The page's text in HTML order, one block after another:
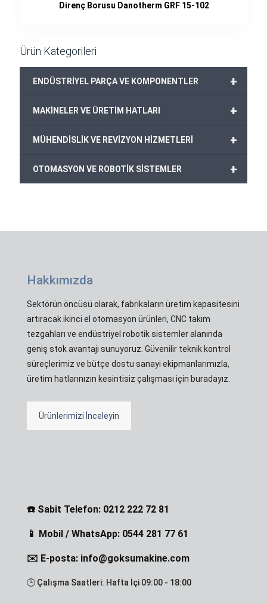
Direnç Borusu Danotherm GRF 15-102
Ürün Kategorileri
+
ENDÜSTRİYEL PARÇA VE KOMPONENTLER
+
MAKİNELER VE ÜRETİM HATLARI
+
MÜHENDİSLİK VE REVİZYON HİZMETLERİ
+
OTOMASYON VE ROBOTİK SİSTEMLER
Hakkımızda
Sektörün öncüsü olarak, fabrikaların üretim kapasitesini
artıracak ikinci el otomasyon ürünleri, CNC takım
tezgahları ve endüstriyel robotik sistemler alanında
geniş stok avantajı sunuyoruz. Güvenilir teknik kontrol
süreçlerimiz ve bütçe dostu sanayi ekipmanlarımızla,
üretim hatlarınızın kesintisiz çalışması için buradayız.
Ürünlerimizi İnceleyin
☎️ Sabit Telefon: 0212 222 72 81
📱 Mobil / WhatsApp: 0544 281 77 61
✉️ E-posta: info@goksumakine.com
🕒 Çalışma Saatleri: Hafta İçi 09:00 - 18:00